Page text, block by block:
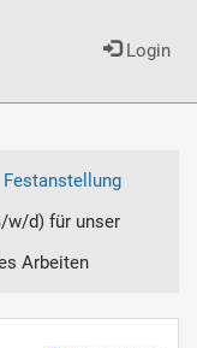
Login
Festanstellung
w/d) für unser
Arbeiten